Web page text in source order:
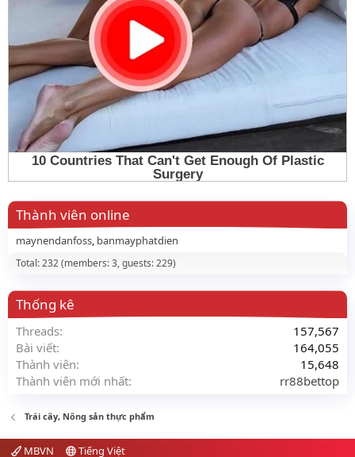
Thành viên online
maynendanfoss banmayphatdien
Total: 232 (members: 3, guests: 229)
Thống kê
Threads
157,567
Bài viết
164,055
Thành viên
15,648
Thành viên mới nhất
rr88bettop
Trái cây, Nông sản thực phẩm
MBVN Tiếng Việt